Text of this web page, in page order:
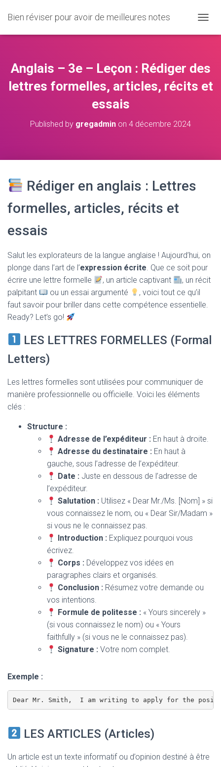
Bien réviser pour avoir de meilleures notes
U
R
F
Anglais – 3e – Leçon : Rédiger des
lettres formelles, articles, récits et
essais
Published by gregadmin on 4 décembre 2024
Rédiger en anglais : Lettres
formelles, articles, récits et
essais
Salut les explorateurs de la langue anglaise ! Aujourd’hui, on
plonge dans l’art de l’expression écrite. Que ce soit pour
écrire une lettre formelle
, un article captivant
, un récit
palpitant
ou un essai argumenté
, voici tout ce qu’il
faut savoir pour briller dans cette compétence essentielle.
Ready? Let’s go!
LES LETTRES FORMELLES (Formal
Letters)
Les lettres formelles sont utilisées pour communiquer de
manière professionnelle ou officielle. Voici les éléments
clés :
Structure :
Adresse de l’expéditeur : En haut à droite.
Adresse du destinataire : En haut à
gauche, sous l’adresse de l’expéditeur.
Date : Juste en dessous de l’adresse de
l’expéditeur.
Salutation : Utilisez « Dear Mr./Ms. [Nom] » si
vous connaissez le nom, ou « Dear Sir/Madam »
si vous ne le connaissez pas.
Introduction : Expliquez pourquoi vous
écrivez.
Corps : Développez vos idées en
paragraphes clairs et organisés.
Conclusion : Résumez votre demande ou
vos intentions.
Formule de politesse : « Yours sincerely »
(si vous connaissez le nom) ou « Yours
faithfully » (si vous ne le connaissez pas).
Signature : Votre nom complet.
Exemple :
Dear Mr. Smith,  I am writing to apply for the
LES ARTICLES (Articles)
Un article est un texte informatif ou d’opinion destiné à être